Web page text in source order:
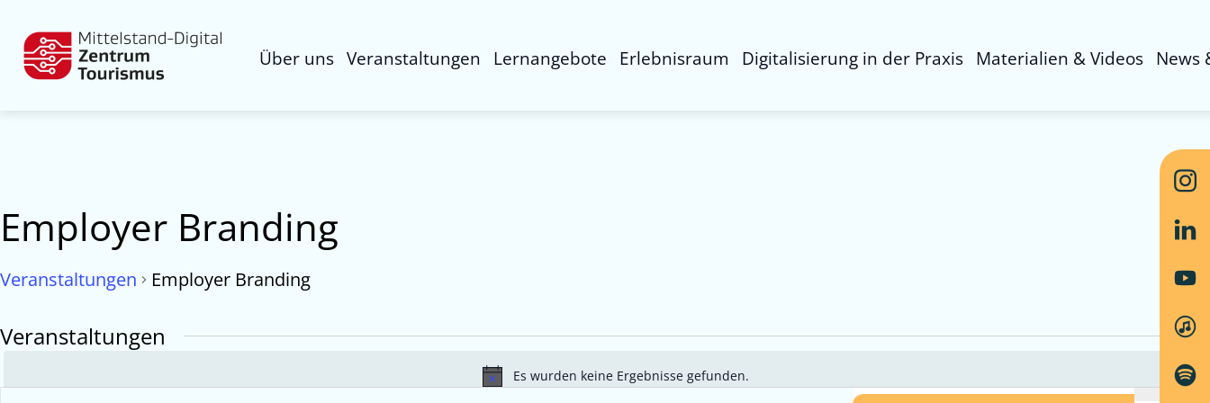
Über uns Veranstaltungen Lernangebote Erlebnisraum Digitalisierung in der Praxis Materialien & Videos News
Employer Branding
Veranstaltungen Employer Branding
Veranstaltungen
Hinweis
Es wurden keine Ergebnisse gefunden.